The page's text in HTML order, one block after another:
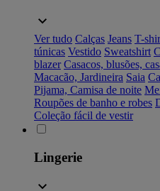
Ver tudo Calças Jeans T-
túnicas Vestido Sweatshirt
blazer Casacos, blusões,
Macacão, Jardineira Saia
Pijama, Camisa de noite
Roupões de banho e robes
Coleção fácil de vestir
Lingerie